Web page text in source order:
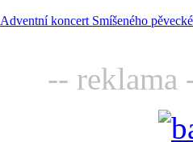
Adventní koncert Smíšeného
-- reklama